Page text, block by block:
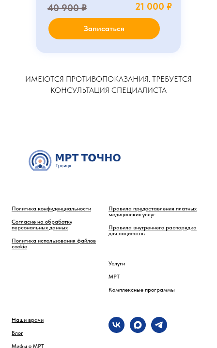
40 900 ₽ 21 000 ₽
Записаться
ИМЕЮТСЯ ПРОТИВОПОКАЗАНИЯ. ТРЕБУЕТСЯ
КОНСУЛЬТАЦИЯ СПЕЦИАЛИСТА
Политика конфиденциальности
Согласие на обработку
персональных данных
Политика использования файлов
cookie
Правила предоставления платных
медицинских услуг
Правила внутреннего распорядка
для пациентов
Услуги
МРТ
Комплексные программы
Наши врачи
Блог
Мифы о МРТ